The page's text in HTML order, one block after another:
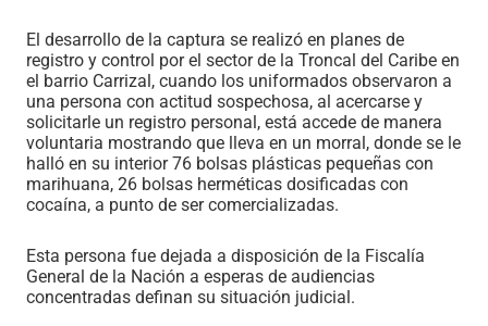
El desarrollo de la captura se realizó en planes de
registro y control por el sector de la Troncal del Caribe en
el barrio Carrizal, cuando los uniformados observaron a
una persona con actitud sospechosa, al acercarse y
solicitarle un registro personal, está accede de manera
voluntaria mostrando que lleva en un morral, donde se le
halló en su interior 76 bolsas plásticas pequeñas con
marihuana, 26 bolsas herméticas dosificadas con
cocaína, a punto de ser comercializadas.
Esta persona fue dejada a disposición de la Fiscalía
General de la Nación a esperas de audiencias
concentradas definan su situación judicial.